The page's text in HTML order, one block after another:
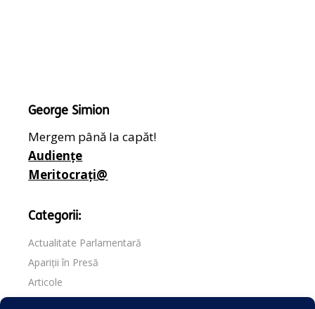
George Simion
Mergem până la capăt!
Audiențe
Meritocrați@
Categorii:
Actualitate Parlamentară
Apariții în Presă
Articole
Discursuri